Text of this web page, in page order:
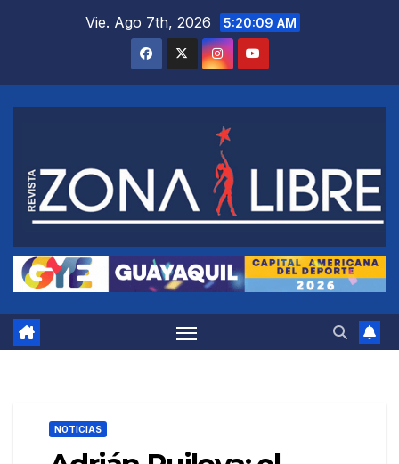
Vie. Ago 7th, 2026 5:20:10 AM
NOTICIAS